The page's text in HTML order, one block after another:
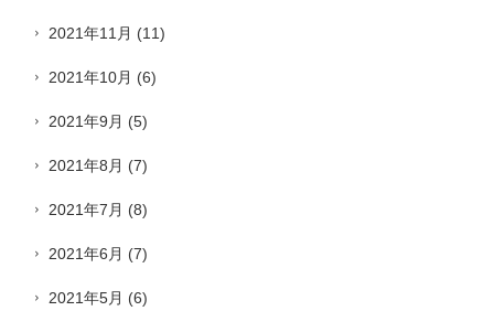
2021年11月 (11)
2021年10月 (6)
2021年9月 (5)
2021年8月 (7)
2021年7月 (8)
2021年6月 (7)
2021年5月 (6)